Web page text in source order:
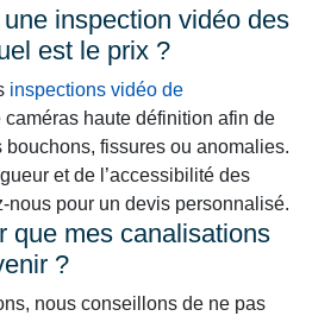
inspection vidéo des
est le prix ?
inspections vidéo de
caméras haute définition afin de
fissures ou anomalies.
et de l’accessibilité des
nous pour un devis personnalisé.
que mes canalisations
?
nous conseillons de ne pas